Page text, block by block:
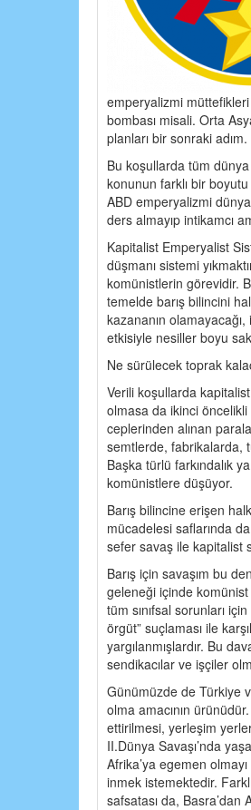
emperyalizmi
bombası misali. Orta
planları bir sonraki adım.
Bu koşullarda tüm dünya
konunun farklı bir boyutu
ABD emperyalizmi
ders almayıp intikamcı
Kapitalist Emperyalist
düşmanı sistemi
komünistlerin görevidir.
temelde barış bilincini
kazananın
etkisiyle nesiller boyu
Ne sürülecek toprak
Verili koşullarda
olmasa da ikinci öncelikli
ceplerinden alınan
semtlerde, fabrikalarda,
Başka türlü farkındalık
komünistlere düşüyor.
Barış bilincine erişen
mücadelesi saflarında
sefer savaş ile kapitalist
Barış için savaşım bu
geleneği içinde
tüm sınıfsal sorunları
örgüt” suçlaması ile
yargılanmışlardır. Bu
sendikacılar ve işçiler
Günümüzde de Türkiye
olma amacının
ettirilmesi, yerleşim
II.Dünya Savaşı’nda
Afrika’ya egemen
inmek istemektedir.
safsatası da,